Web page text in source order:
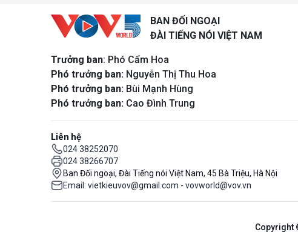
BAN ĐỐI NGOẠI
ĐÀI TIẾNG NÓI VIỆT NAM
Trưởng ban: Phó Cẩm Hoa
Phó trưởng ban: Nguyễn Thị Thu Hoa
Phó trưởng ban: Bùi Mạnh Hùng
Phó trưởng ban: Cao Đình Trung
Liên hệ
024 38252070
024 38266707
Ban Đối ngoại, Đài Tiếng nói Việt Nam, 45 Bà Triệu, Hà Nội
Email: vietkieuvov@gmail.com - vovworld@vov.vn
Copyright